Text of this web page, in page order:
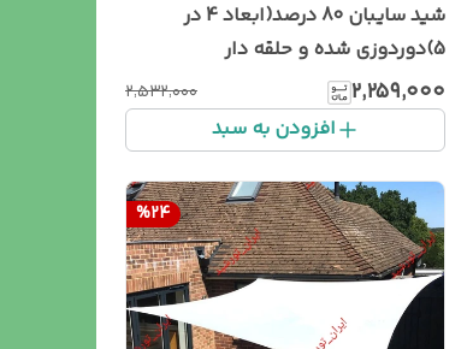
شید سایبان 80 درصد(ابعاد 4 در
5)دوردوزی شده و حلقه دار
۲٬۲۵۹٬۰۰۰ ۲٬۵۳۲٬۰۰۰
افزودن به سبد
%24